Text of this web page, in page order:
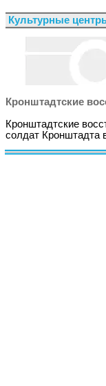
Культурные
Кронштадтские
Кронштадтские
солдат Кронштадта